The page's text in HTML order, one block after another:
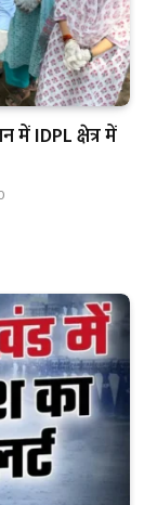
IDPL क्षेत्र में